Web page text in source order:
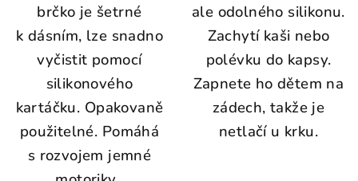
brčko je šetrné
k dásním, lze snadno
vyčistit pomocí
silikonového
kartáčku. Opakovaně
použitelné. Pomáhá
s rozvojem jemné
ale odolného silikonu.
Zachytí kaši nebo
polévku do kapsy.
Zapnete ho dětem na
zádech, takže je
netlačí u krku.